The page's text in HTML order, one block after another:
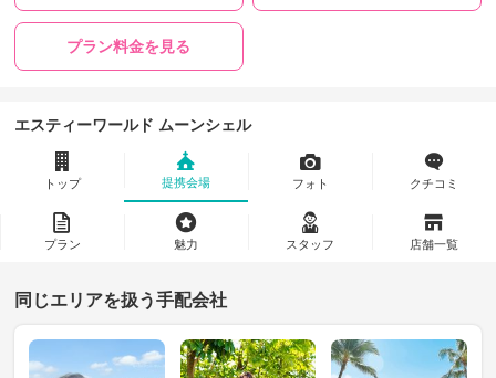
プラン料金を見る
エスティーワールド ムーンシェル
トップ 提携会場 フォト クチコミ
プラン 魅力 スタッフ 店舗一覧
同じエリアを扱う手配会社